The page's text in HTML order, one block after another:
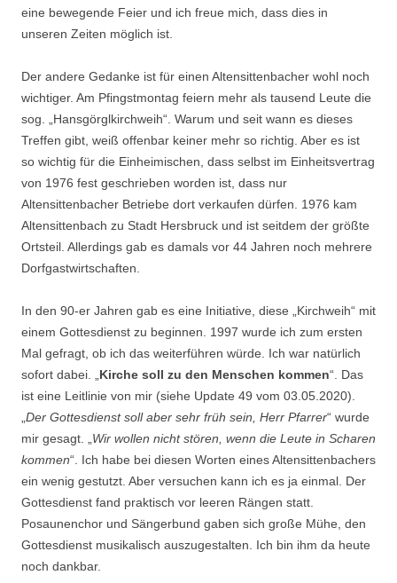
eine bewegende Feier und ich freue mich, dass dies in
unseren Zeiten möglich ist.
Der andere Gedanke ist für einen Altensittenbacher wohl noch
wichtiger. Am Pfingstmontag feiern mehr als tausend Leute die
sog. „Hansgörglkirchweih“. Warum und seit wann es dieses
Treffen gibt, weiß offenbar keiner mehr so richtig. Aber es ist
so wichtig für die Einheimischen, dass selbst im Einheitsvertrag
von 1976 fest geschrieben worden ist, dass nur
Altensittenbacher Betriebe dort verkaufen dürfen. 1976 kam
Altensittenbach zu Stadt Hersbruck und ist seitdem der größte
Ortsteil. Allerdings gab es damals vor 44 Jahren noch mehrere
Dorfgastwirtschaften.
In den 90-er Jahren gab es eine Initiative, diese „Kirchweih“ mit
einem Gottesdienst zu beginnen. 1997 wurde ich zum ersten
Mal gefragt, ob ich das weiterführen würde. Ich war natürlich
sofort dabei. „Kirche soll zu den Menschen kommen“. Das
ist eine Leitlinie von mir (siehe Update 49 vom 03.05.2020).
„Der Gottesdienst soll aber sehr früh sein, Herr Pfarrer“ wurde
mir gesagt. „Wir wollen nicht stören, wenn die Leute in Scharen
kommen“. Ich habe bei diesen Worten eines Altensittenbachers
ein wenig gestutzt. Aber versuchen kann ich es ja einmal. Der
Gottesdienst fand praktisch vor leeren Rängen statt.
Posaunenchor und Sängerbund gaben sich große Mühe, den
Gottesdienst musikalisch auszugestalten. Ich bin ihm da heute
noch dankbar.